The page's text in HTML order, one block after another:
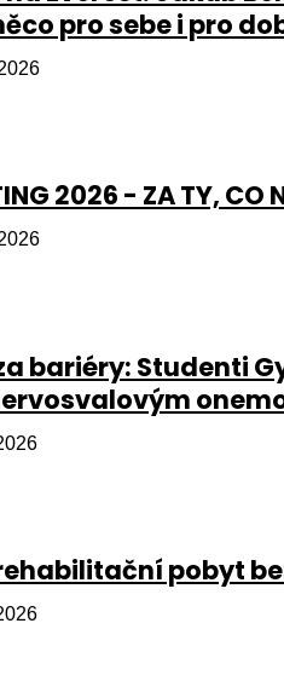
pro sebe i pro
2026 - ZA TY, CO
bariéry: Studenti
pobyt